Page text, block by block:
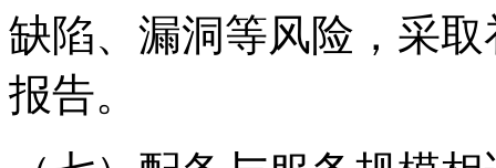
缺陷、漏洞等风险，采
报告。